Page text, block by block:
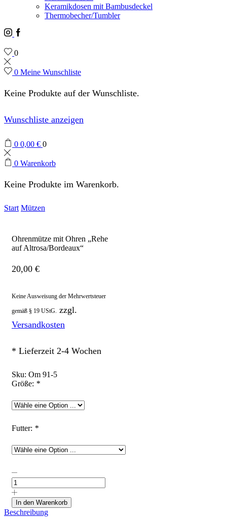
Keramikdosen mit Bambusdeckel
Thermobecher/Tumbler
Instagram
Facebook
0
0 Meine Wunschliste
Keine Produkte auf der Wunschliste.
Wunschliste anzeigen
0 0,00 € 0
0 Warenkorb
Keine Produkte im Warenkorb.
Start Mützen
Ohrenmütze mit Ohren „Rehe
auf Altrosa/Bordeaux“
20,00 €
Keine Ausweisung der Mehrwertsteuer
gemäß § 19 UStG. zzgl.
Versandkosten
* Lieferzeit 2-4 Wochen
Sku: Om 91-5
Größe: *
Futter: *
Ohrenmütze
Ohren
"Rehe
auf
Altrosa/Bordeaux"
In den Warenkorb
Beschreibung